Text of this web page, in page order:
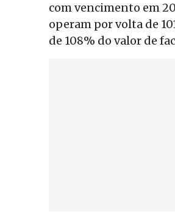
com vencimento em
operam por volta de
de 108% do valor de